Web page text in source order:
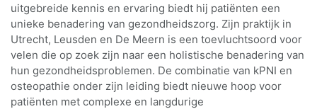
uitgebreide kennis en ervaring biedt hij patiënten een
unieke benadering van gezondheidszorg. Zijn praktijk in
Utrecht, Leusden en De Meern is een toevluchtsoord voor
velen die op zoek zijn naar een holistische benadering van
hun gezondheidsproblemen. De combinatie van kPNI en
osteopathie onder zijn leiding biedt nieuwe hoop voor
patiënten met complexe en langdurige